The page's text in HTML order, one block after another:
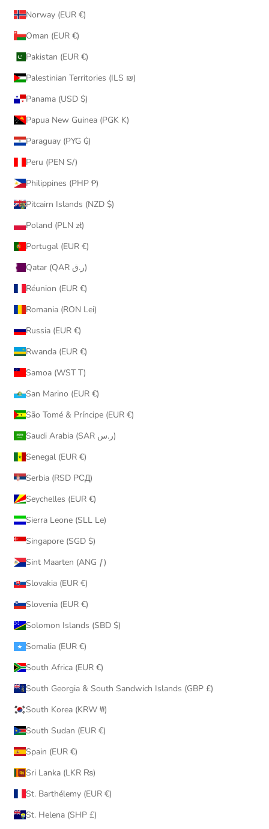
Norway (EUR €)
Oman (EUR €)
Pakistan (EUR €)
Palestinian Territories (ILS ₪)
Panama (USD $)
Papua New Guinea (PGK K)
Paraguay (PYG ₲)
Peru (PEN S/)
Philippines (PHP ₱)
Pitcairn Islands (NZD $)
Poland (PLN zł)
Portugal (EUR €)
Qatar (QAR ر.ق)
Réunion (EUR €)
Romania (RON Lei)
Russia (EUR €)
Rwanda (EUR €)
Samoa (WST T)
San Marino (EUR €)
São Tomé & Príncipe (EUR €)
Saudi Arabia (SAR ر.س)
Senegal (EUR €)
Serbia (RSD РСД)
Seychelles (EUR €)
Sierra Leone (SLL Le)
Singapore (SGD $)
Sint Maarten (ANG ƒ)
Slovakia (EUR €)
Slovenia (EUR €)
Solomon Islands (SBD $)
Somalia (EUR €)
South Africa (EUR €)
South Georgia & South Sandwich Islands (GBP £)
South Korea (KRW ₩)
South Sudan (EUR €)
Spain (EUR €)
Sri Lanka (LKR ₨)
St. Barthélemy (EUR €)
St. Helena (SHP £)